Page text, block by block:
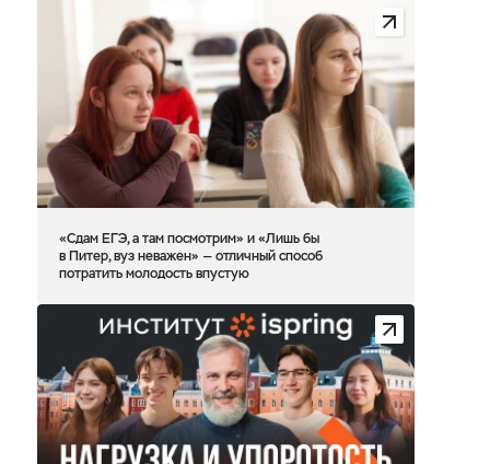
«Сдам ЕГЭ, а там посмотрим» и «Лишь бы
в Питер, вуз неважен» — отличный способ
потратить молодость впустую